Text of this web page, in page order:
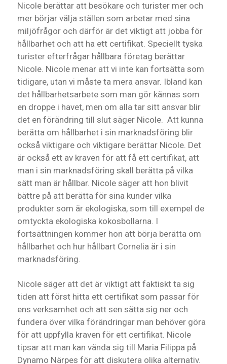
Nicole berättar att besökare och turister mer och
mer börjar välja ställen som arbetar med sina
miljöfrågor och därför är det viktigt att jobba för
hållbarhet och att ha ett certifikat. Speciellt tyska
turister efterfrågar hållbara företag berättar
Nicole. Nicole menar att vi inte kan fortsätta som
tidigare, utan vi måste ta mera ansvar. Ibland kan
det hållbarhetsarbete som man gör kännas som
en droppe i havet, men om alla tar sitt ansvar blir
det en förändring till slut säger Nicole. Att kunna
berätta om hållbarhet i sin marknadsföring blir
också viktigare och viktigare berättar Nicole. Det
är också ett av kraven för att få ett certifikat, att
man i sin marknadsföring skall berätta på vilka
sätt man är hållbar. Nicole säger att hon blivit
bättre på att berätta för sina kunder vilka
produkter som är ekologiska, som till exempel de
omtyckta ekologiska kokosbollarna. I
fortsättningen kommer hon att börja berätta om
hållbarhet och hur hållbart Cornelia är i sin
marknadsföring.
Nicole säger att det är viktigt att faktiskt ta sig
tiden att först hitta ett certifikat som passar för
ens verksamhet och att sen sätta sig ner och
fundera över vilka förändringar man behöver göra
för att uppfylla kraven för ett certifikat. Nicole
tipsar att man kan vända sig till Maria Filippa på
Dynamo Närpes för att diskutera olika alternativ.